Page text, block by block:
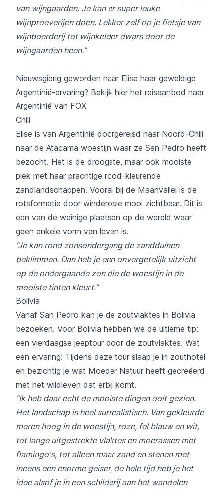
van wijngaarden. Je kan er super leuke
wijnproeverijen doen. Lekker zelf op je fietsje van
wijnboerderij tot wijnkelder dwars door de
wijngaarden heen.”
Nieuwsgierig geworden naar Elise haar geweldige
Argentinië-ervaring? Bekijk hier het reisaanbod naar
Argentinië van FOX
Chili
Elise is van Argentinië doorgereisd naar Noord-Chili
naar de Atacama woestijn waar ze San Pedro heeft
bezocht. Het is de droogste, maar ook mooiste
plek met haar prachtige rood-kleurende
zandlandschappen. Vooral bij de Maanvallei is de
rotsformatie door winderosie mooi zichtbaar. Dit is
een van de weinige plaatsen op de wereld waar
geen enkele vorm van leven is.
“Je kan rond zonsondergang de zandduinen
beklimmen. Dan heb je een onvergetelijk uitzicht
op de ondergaande zon die de woestijn in de
mooiste tinten kleurt.”
Bolivia
Vanaf San Pedro kan je de zoutvlaktes in Bolivia
bezoeken. Voor Bolivia hebben we de ultieme tip:
een vierdaagse jeeptour door de zoutvlaktes. Wat
een ervaring! Tijdens deze tour slaap je in zouthotel
en bezichtig je wat Moeder Natuur heeft gecreëerd
met het wildleven dat erbij komt.
“Ik heb daar echt de mooiste dingen ooit gezien.
Het landschap is heel surrealistisch. Van gekleurde
meren hoog in de woestijn, roze, fel blauw en wit,
tot lange uitgestrekte vlaktes en moerassen met
flamingo's, tot alleen maar zand en stenen met
ineens een enorme geiser, de hele tijd heb je het
idee alsof je in een schilderij aan het wandelen